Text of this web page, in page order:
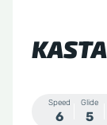
Speed
6
Glide
5